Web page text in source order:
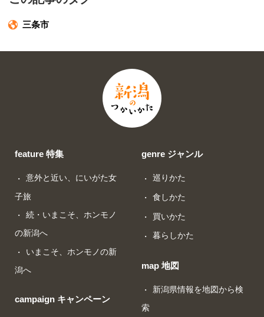
三条市
feature 特集
意外と近い、にいがた女
子旅
続・いまこそ、ホンモノ
の新潟へ
いまこそ、ホンモノの新
潟へ
campaign キャンペーン
genre ジャンル
巡りかた
食しかた
買いかた
暮らしかた
map 地図
新潟県情報を地図から検
索